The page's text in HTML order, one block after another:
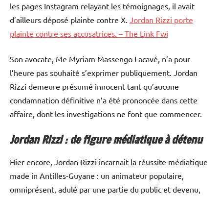
les pages Instagram relayant les témoignages, il avait
d’ailleurs déposé plainte contre X.
Jordan Rizzi porte
plainte contre ses accusatrices. – The Link Fwi
Son avocate, Me Myriam Massengo Lacavé, n’a pour
l’heure pas souhaité s’exprimer publiquement. Jordan
Rizzi demeure présumé innocent tant qu’aucune
condamnation définitive n’a été prononcée dans cette
affaire, dont les investigations ne font que commencer.
Jordan Rizzi : de figure médiatique à détenu
Hier encore, Jordan Rizzi incarnait la réussite médiatique
made in Antilles-Guyane : un animateur populaire,
omniprésent, adulé par une partie du public et devenu,